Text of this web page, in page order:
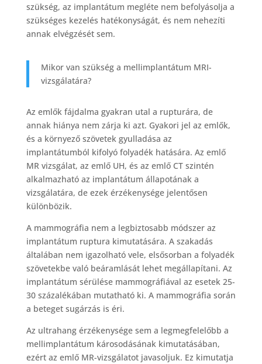
szükség, az implantátum megléte nem befolyásolja a
szükséges kezelés hatékonyságát, és nem nehezíti
annak elvégzését sem.
Mikor van szükség a mellimplantátum MRI-
vizsgálatára?
Az emlők fájdalma gyakran utal a rupturára, de
annak hiánya nem zárja ki azt. Gyakori jel az emlők,
és a környező szövetek gyulladása az
implantátumból kifolyó folyadék hatására. Az emlő
MR vizsgálat, az emlő UH, és az emlő CT szintén
alkalmazható az implantátum állapotának a
vizsgálatára, de ezek érzékenysége jelentősen
különbözik.
A mammográfia nem a legbiztosabb módszer az
implantátum ruptura kimutatására. A szakadás
általában nem igazolható vele, elsősorban a folyadék
szövetekbe való beáramlását lehet megállapítani. Az
implantátum sérülése mammográfiával az esetek 25-
30 százalékában mutatható ki. A mammográfia során
a beteget sugárzás is éri.
Az ultrahang érzékenysége sem a legmegfelelőbb a
mellimplantátum károsodásának kimutatásában,
ezért az emlő MR-vizsgálatot javasoljuk. Ez kimutatja